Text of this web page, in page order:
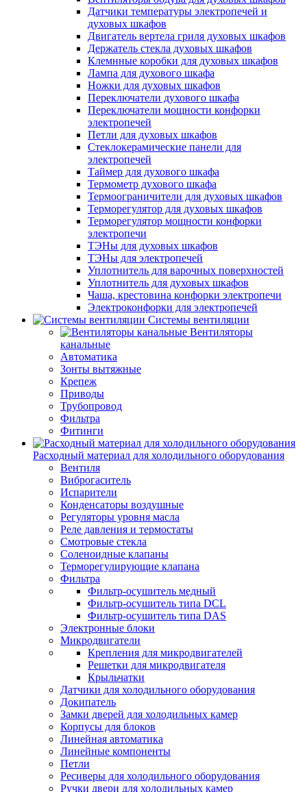
Датчики температуры электропечей и
духовых шкафов
Двигатель вертела гриля духовых шкафов
Держатель стекла духовых шкафов
Клемнные коробки для духовых шкафов
Лампа для духового шкафа
Ножки для духовых шкафов
Переключатели духового шкафа
Переключатели мощности конфорки
электропечей
Петли для духовых шкафов
Стеклокерамические панели для
электропечей
Таймер для духового шкафа
Термометр духового шкафа
Термоограничители для духовых шкафов
Терморегулятор для духовых шкафов
Терморегулятор мощности конфорки
электропечи
ТЭНы для духовых шкафов
ТЭНы для электропечей
Уплотнитель для варочных поверхностей
Уплотнитель для духовых шкафов
Чаша, крестовина конфорки электропечи
Электроконфорки для электропечей
Системы вентиляции
Вентиляторы
канальные
Автоматика
Зонты вытяжные
Крепеж
Приводы
Трубопровод
Фильтра
Фитинги
Расходный материал для холодильного оборудования
Вентиля
Виброгаситель
Испарители
Конденсаторы воздушные
Регуляторы уровня масла
Реле давления и термостаты
Смотровые стекла
Соленоидные клапаны
Терморегулирующие клапана
Фильтра
Фильтр-осушитель медный
Фильтр-осушитель типа DCL
Фильтр-осушитель типа DAS
Электронные блоки
Микродвигатели
Крепления для микродвигателей
Решетки для микродвигателя
Крыльчатки
Датчики для холодильного оборудования
Докипатель
Замки дверей для холодильных камер
Корпусы для блоков
Линейная автоматика
Линейные компоненты
Петли
Ресиверы для холодильного оборудования
Ручки двери для холодильных камер